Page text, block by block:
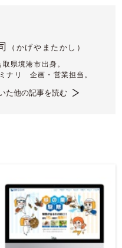
（ かげやまたかし）
県境港市出身。
ナリ 企画・営業担当。
た他の記事を読む